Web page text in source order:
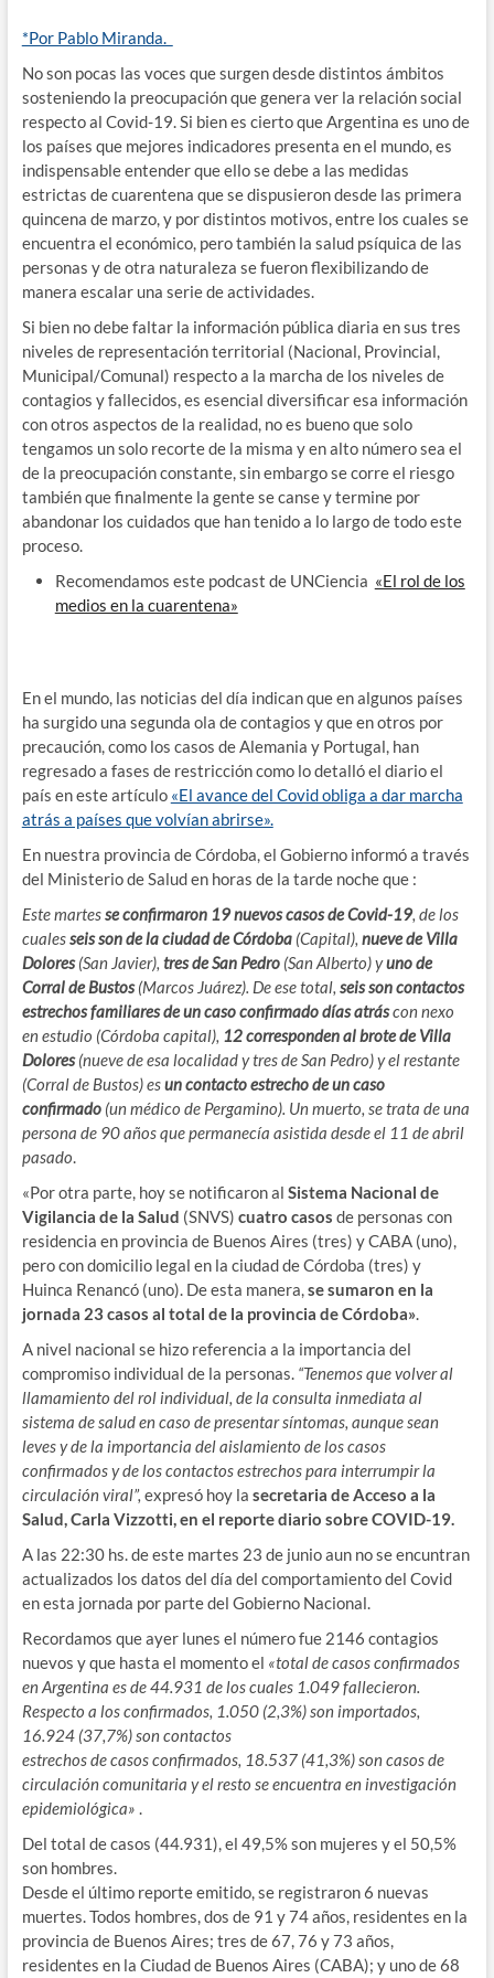
*Por Pablo Miranda.
No son pocas las voces que surgen desde distintos ámbitos
sosteniendo la preocupación que genera ver la relación social
respecto al Covid-19. Si bien es cierto que Argentina es uno de
los países que mejores indicadores presenta en el mundo, es
indispensable entender que ello se debe a las medidas
estrictas de cuarentena que se dispusieron desde las primera
quincena de marzo, y por distintos motivos, entre los cuales se
encuentra el económico, pero también la salud psíquica de las
personas y de otra naturaleza se fueron flexibilizando de
manera escalar una serie de actividades.
Si bien no debe faltar la información pública diaria en sus tres
niveles de representación territorial (Nacional, Provincial,
Municipal/Comunal) respecto a la marcha de los niveles de
contagios y fallecidos, es esencial diversificar esa información
con otros aspectos de la realidad, no es bueno que solo
tengamos un solo recorte de la misma y en alto número sea el
de la preocupación constante, sin embargo se corre el riesgo
también que finalmente la gente se canse y termine por
abandonar los cuidados que han tenido a lo largo de todo este
proceso.
Recomendamos este podcast de UNCiencia «El rol de los
medios en la cuarentena»
En el mundo, las noticias del día indican que en algunos países
ha surgido una segunda ola de contagios y que en otros por
precaución, como los casos de Alemania y Portugal, han
regresado a fases de restricción como lo detalló el diario el
país en este artículo «El avance del Covid obliga a dar marcha
atrás a países que volvían abrirse».
En nuestra provincia de Córdoba, el Gobierno informó a través
del Ministerio de Salud en horas de la tarde noche que :
Este martesse confirmaron 19 nuevos casos de Covid-19, de los
cualesseis son de la ciudad de Córdoba(Capital), nueve de Villa
Dolores(San Javier), tres de San Pedro(San Alberto) yuno de
Corral de Bustos(Marcos Juárez). De ese total, seis son contactos
estrechos familiares de un caso confirmado días atráscon nexo
en estudio (Córdoba capital), 12 corresponden al brote de Villa
Dolores(nueve de esa localidad y tres de San Pedro) y el restante
(Corral de Bustos) esun contacto estrecho de un caso
confirmado (un médico de Pergamino). Un muerto, se trata de una
persona de 90 años que permanecía asistida desde el 11 de abril
pasado.
«Por otra parte, hoy se notificaron al Sistema Nacional de
Vigilancia de la Salud (SNVS) cuatro casos de personas con
residencia en provincia de Buenos Aires (tres) y CABA (uno),
pero con domicilio legal en la ciudad de Córdoba (tres) y
Huinca Renancó (uno). De esta manera,se sumaron en la
jornada 23 casos al total de la provincia de Córdoba».
A nivel nacional se hizo referencia a la importancia del
compromiso individual de la personas. “Tenemos que volver al
llamamiento del rol individual, de la consulta inmediata al
sistema de salud en caso de presentar síntomas, aunque sean
leves y de la importancia del aislamiento de los casos
confirmados y de los contactos estrechos para interrumpir la
circulación viral”, expresó hoy la secretaria de Acceso a la
Salud, Carla Vizzotti, en el reporte diario sobre COVID-19.
A las 22:30 hs. de este martes 23 de junio aun no se encuntran
actualizados los datos del día del comportamiento del Covid
en esta jornada por parte del Gobierno Nacional.
Recordamos que ayer lunes el número fue 2146 contagios
nuevos y que hasta el momento el «total de casos confirmados
en Argentina es de 44.931 de los cuales 1.049 fallecieron.
Respecto a los confirmados, 1.050 (2,3%) son importados,
16.924 (37,7%) son contactos
estrechos de casos confirmados, 18.537 (41,3%) son casos de
circulación comunitaria y el resto se encuentra en investigación
epidemiológica» .
Del total de casos (44.931), el 49,5% son mujeres y el 50,5%
son hombres.
Desde el último reporte emitido, se registraron 6 nuevas
muertes. Todos hombres, dos de 91 y 74 años, residentes en la
provincia de Buenos Aires; tres de 67, 76 y 73 años,
residentes en la Ciudad de Buenos Aires (CABA); y uno de 68